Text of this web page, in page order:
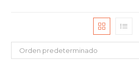
Orden predeterminado